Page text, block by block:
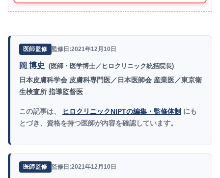
医師監修 監修日:2021年12月10日
岡 博史 (医師・医学博士／ヒロクリニック統括院長)
日本皮膚科学会 皮膚科専門医／日本医師会 産業医／東京衛
生検査所 指導監督医
この記事は、 ヒロクリニックNIPTの編集・監修体制 にも
とづき、資格を持つ医師が内容を確認しています。
医師監修 監修日:2021年12月10日